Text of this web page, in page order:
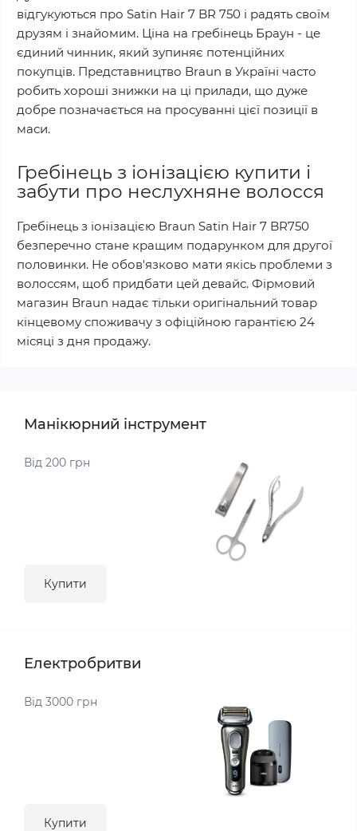
відгукуються про Satin Hair 7 BR 750 і радять своїм
друзям і знайомим. Ціна на гребінець Браун - це
єдиний чинник, який зупиняє потенційних
покупців. Представництво Braun в Україні часто
робить хороші знижки на ці прилади, що дуже
добре позначається на просуванні цієї позиції в
маси.
Гребінець з іонізацією купити і
забути про неслухняне волосся
Гребінець з іонізацією Braun Satin Hair 7 BR750
безперечно стане кращим подарунком для другої
половинки. Не обов'язково мати якісь проблеми з
волоссям, щоб придбати цей девайс. Фірмовий
магазин Braun надає тільки оригінальний товар
кінцевому споживачу з офіційною гарантією 24
місяці з дня продажу.
Манікюрний інструмент
Від 200 грн
Купити
Електробритви
Від 3000 грн
Купити